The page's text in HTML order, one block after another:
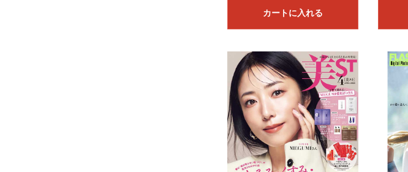
カートに入れる